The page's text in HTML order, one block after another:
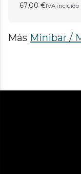
67,00 €IVA incluido
Más Minibar /